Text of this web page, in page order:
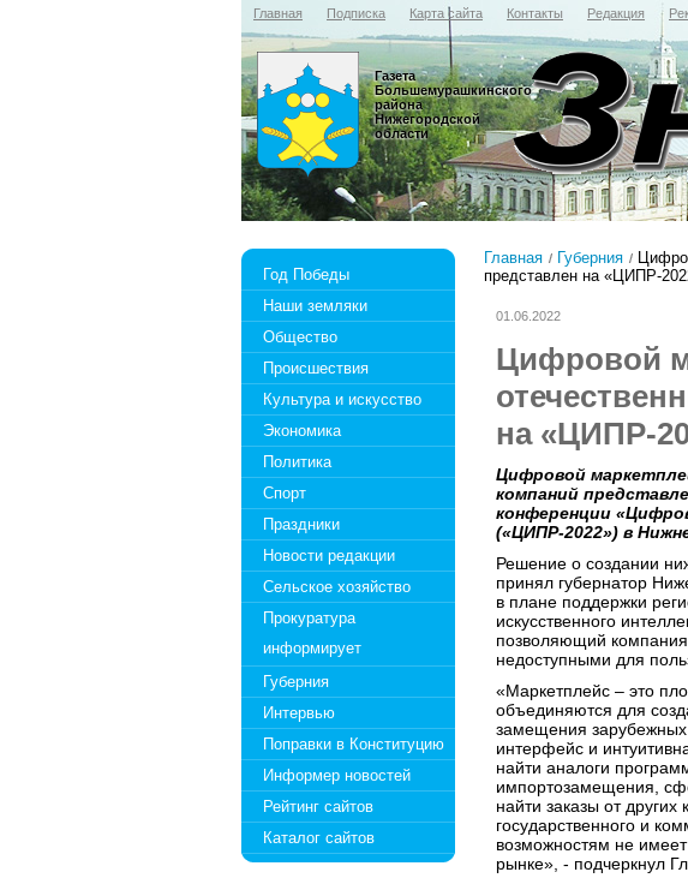
Главная Подписка Карта сайта Контакты Редакция
Газета
Большемурашкинского
района
Нижегородской
области
Год Победы
Наши земляки
Общество
Происшествия
Культура и искусство
Экономика
Политика
Спорт
Праздники
Новости редакции
Сельское хозяйство
Прокуратура
информирует
Губерния
Интервью
Поправки в Конституцию
Информер новостей
Рейтинг сайтов
Каталог сайтов
Главная Губерния
представлен на «ЦИПР-
01.06.2022
Цифровой
на «ЦИПР-
Цифровой
компаний
конференции
(«ЦИПР-2022») в
Решение о создании
принял губернатор
в плане поддержки
искусственного
позволяющий
недоступными для
«Маркетплейс – это
объединяются для
замещения
интерфейс и
найти аналоги
импортозамещения,
найти заказы от
государственного и
возможностям не
рынке», - подчеркнул